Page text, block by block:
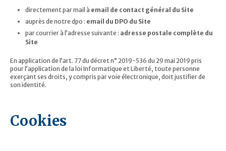
directement par mail à email de contact général du Site
auprès de notre dpo : email du DPO du Site
par courrier à l’adresse suivante : adresse postale complète du
Site
En application de l’art. 77 du décret n° 2019-536 du 29 mai 2019 pris
pour l’application de la loi Informatique et Liberté, toute personne
exerçant ses droits, y compris par voie électronique, doit justifier de
son identité.
Cookies